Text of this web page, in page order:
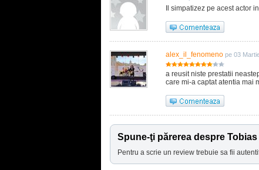
Il simpatizez pe acest actor
alex_il_fenomeno pe 03
a reusit niste prestatii
care mi-a captat atentia mai
Spune-ţi părerea despre Tobias
Pentru a scrie un review trebuie sa fii